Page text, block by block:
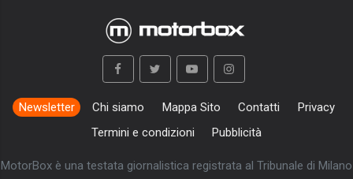
Newsletter Chi siamo Mappa Sito Contatti
Privacy
Termini e condizioni
Pubblicità
MotorBox è una testata giornalistica registrata al Tribunale di Milano